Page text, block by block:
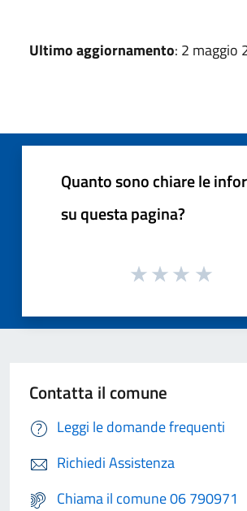
Ultimo aggiornamento: 2 maggio
Quanto sono chiare le
su questa pagina?
Contatta il comune
Leggi le domande frequenti
Richiedi Assistenza
Chiama il comune 06 790971